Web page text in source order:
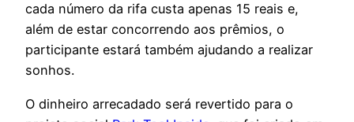
cada número da rifa custa apenas 15 reais e,
além de estar concorrendo aos prêmios, o
participante estará também ajudando a realizar
sonhos.
O dinheiro arrecadado será revertido para o